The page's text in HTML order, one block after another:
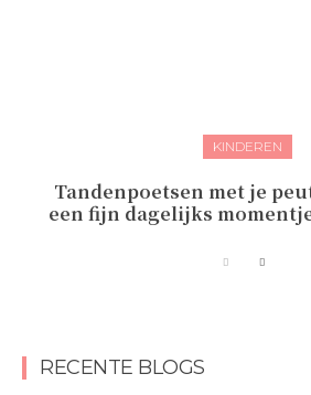
KINDEREN
Tandenpoetsen met je
een fijn dagelijks
RECENTE BLOGS